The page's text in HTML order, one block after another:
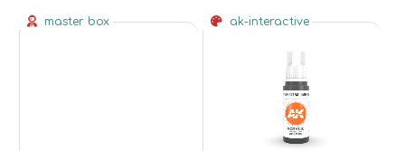
master box ak-interactive